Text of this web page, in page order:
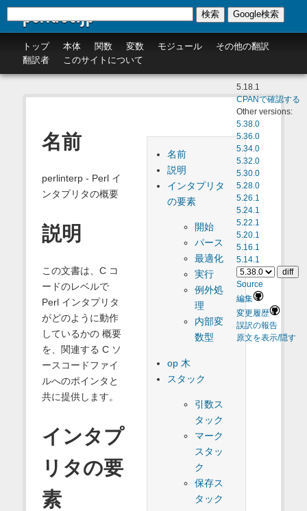
perldoc.jp
トップ 本体 関数 変数 モジュール
その他の翻訳
翻訳者
このサイトについて
検索 Google検索
5.18.1
CPANで確認する
Other versions:
5.38.0
5.36.0
5.34.0
5.32.0
5.30.0
5.28.0
5.26.1
5.24.1
5.22.1
5.20.1
5.16.1
5.14.1
Source
編集
変更履歴
誤訳の報告
原文を表示/隠す
名前
説明
インタプリタ
の要素
開始
パース
最適化
実行
例外処
理
内部変
数型
op 木
スタック
引数ス
タック
マーク
スタッ
ク
保存ス
タック
名前
perlinterp - Perl イ
ンタプリタの概要
説明
この文書は、C コ
ードのレベルで
Perl インタプリタ
がどのように動作
しているかの 概要
を、関連する C ソ
ースコードファイ
ルへのポインタと
共に提供します。
インタプ
リタの要
素